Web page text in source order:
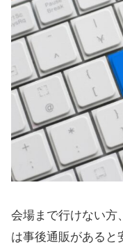
会場まで行けない方
は事後通販があると